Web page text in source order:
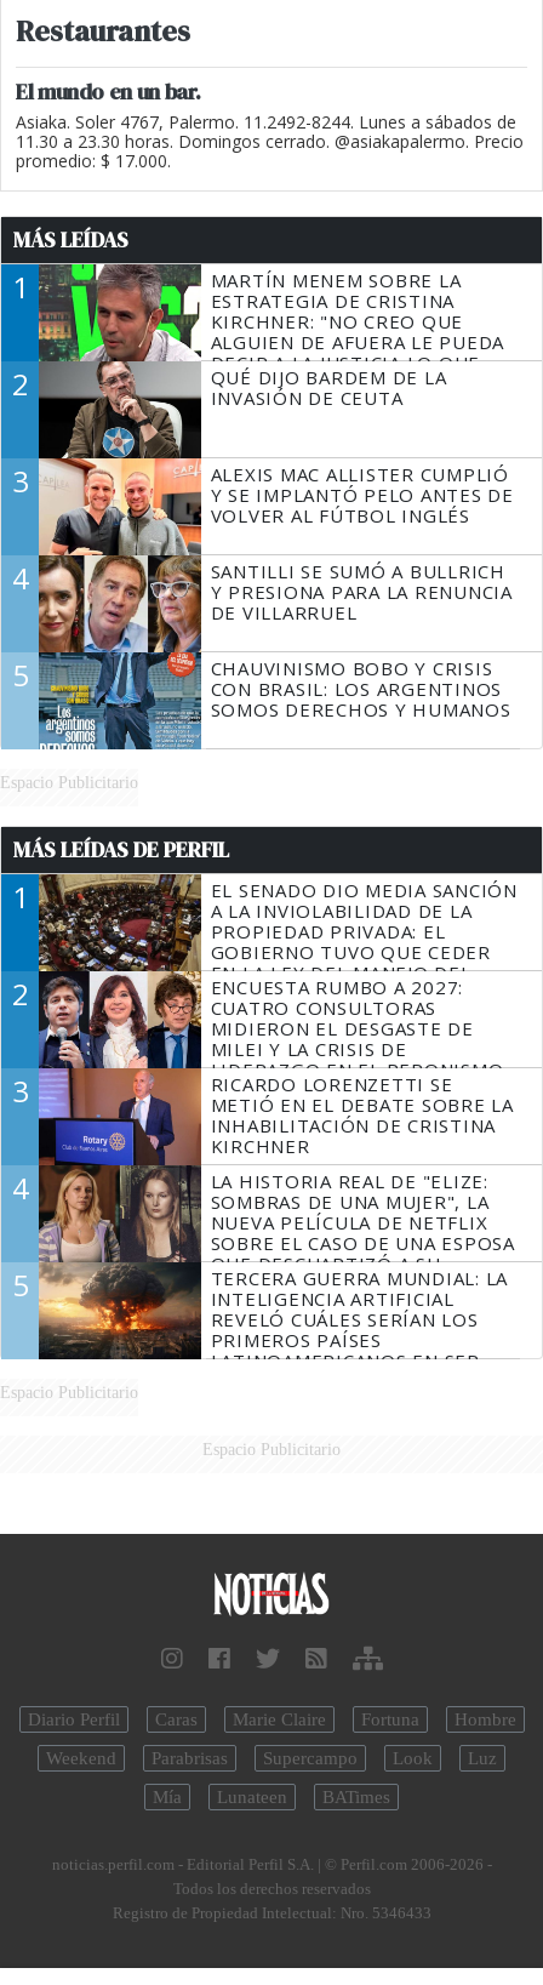
Restaurantes
El mundo en un bar.
Asiaka. Soler 4767, Palermo. 11.2492-8244. Lunes a sábados de
11.30 a 23.30 horas. Domingos cerrado. @asiakapalermo. Precio
promedio: $ 17.000.
MÁS LEÍDAS
1
MARTÍN MENEM SOBRE LA
ESTRATEGIA DE CRISTINA
KIRCHNER: "NO CREO QUE
ALGUIEN DE AFUERA LE PUEDA
DECIR A LA JUSTICIA LO QUE
TIENE QUE HACER"
2
QUÉ DIJO BARDEM DE LA
INVASIÓN DE CEUTA
3
ALEXIS MAC ALLISTER CUMPLIÓ
Y SE IMPLANTÓ PELO ANTES DE
VOLVER AL FÚTBOL INGLÉS
4
SANTILLI SE SUMÓ A BULLRICH
Y PRESIONA PARA LA RENUNCIA
DE VILLARRUEL
5
CHAUVINISMO BOBO Y CRISIS
CON BRASIL: LOS ARGENTINOS
SOMOS DERECHOS Y HUMANOS
Espacio Publicitario
MÁS LEÍDAS DE PERFIL
1
EL SENADO DIO MEDIA SANCIÓN
A LA INVIOLABILIDAD DE LA
PROPIEDAD PRIVADA: EL
GOBIERNO TUVO QUE CEDER
EN LA LEY DEL MANEJO DEL
FUEGO
2
ENCUESTA RUMBO A 2027:
CUATRO CONSULTORAS
MIDIERON EL DESGASTE DE
MILEI Y LA CRISIS DE
LIDERAZGO EN EL PERONISMO
3
RICARDO LORENZETTI SE
METIÓ EN EL DEBATE SOBRE LA
INHABILITACIÓN DE CRISTINA
KIRCHNER
4
LA HISTORIA REAL DE "ELIZE:
SOMBRAS DE UNA MUJER", LA
NUEVA PELÍCULA DE NETFLIX
SOBRE EL CASO DE UNA ESPOSA
QUE DESCUARTIZÓ A SU
MARIDO
5
TERCERA GUERRA MUNDIAL: LA
INTELIGENCIA ARTIFICIAL
REVELÓ CUÁLES SERÍAN LOS
PRIMEROS PAÍSES
LATINOAMERICANOS EN SER
Espacio Publicitario
Espacio Publicitario
Diario Perfil Caras Marie Claire Fortuna
Hombre
Weekend
Parabrisas Supercampo Look
Luz
Mía
Lunateen BATimes
noticias.perfil.com - Editorial Perfil S.A. | © Perfil.com 2006-2026 -
Todos los derechos reservados
Registro de Propiedad Intelectual: Nro. 5346433